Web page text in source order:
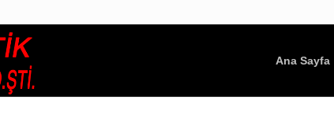
Ana Sayfa